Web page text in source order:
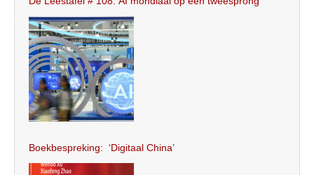
Boekbespreking: ‘Digitaal China’